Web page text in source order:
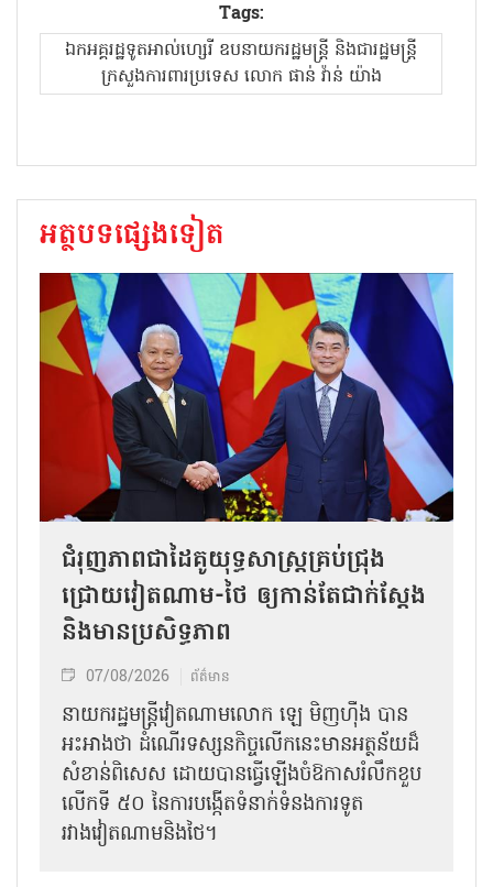
Tags:
ឯកអគ្គរដ្ឋទូតអាល់ហ្សេរី ឧបនាយករដ្ឋមន្ត្រី និងជារដ្ឋមន្ត្រី
ក្រសួងការពារប្រទេស លោក ផាន់ វ៉ាន់ យ៉ាង
អត្ថបទផ្សេងទៀត
ជំរុញភាពជាដៃគូយុទ្ធសាស្ត្រគ្រប់ជ្រុង
ជ្រោយវៀតណាម-ថៃ ឲ្យកាន់តែជាក់ស្ដែង
និងមានប្រសិទ្ធភាព
07/08/2026 ព័ត៌មាន
នាយករដ្ឋមន្ត្រីវៀតណាមលោក ឡេ មិញហ៊ឹង បាន
អះអាងថា ដំណើរទស្សនកិច្ចលើកនេះមានអត្ថន័យដ៏
សំខាន់ពិសេស ដោយបានធ្វើឡើងចំឱកាសរំលឹកខួប
លើកទី ៥០ នៃការបង្កើតទំនាក់ទំនងការទូត
រវាងវៀតណាមនិងថៃ។